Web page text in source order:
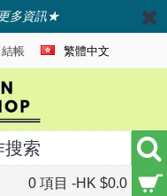
多資訊★
結帳 繁體中文
0 項目 -HK $0.0